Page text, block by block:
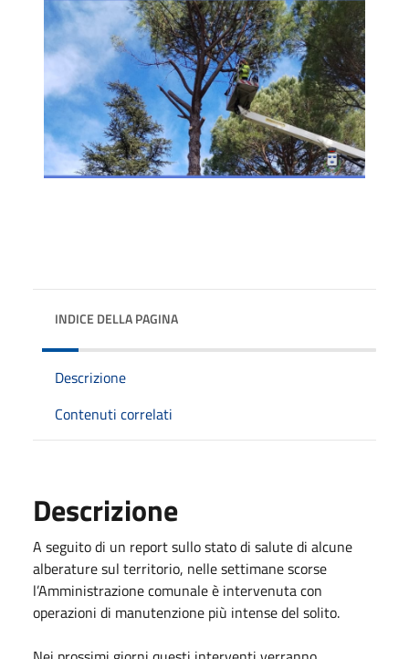
INDICE DELLA PAGINA
Descrizione
Contenuti correlati
Descrizione
A seguito di un report sullo stato di salute di alcune
alberature sul territorio, nelle settimane scorse
l’Amministrazione comunale è intervenuta con
operazioni di manutenzione più intense del solito.